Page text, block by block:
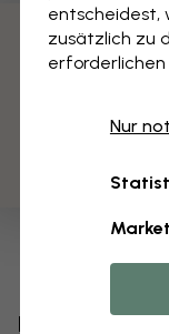
Bearbeiten
entscheidest,
zusätzlich zu
erforderlichen
Nur